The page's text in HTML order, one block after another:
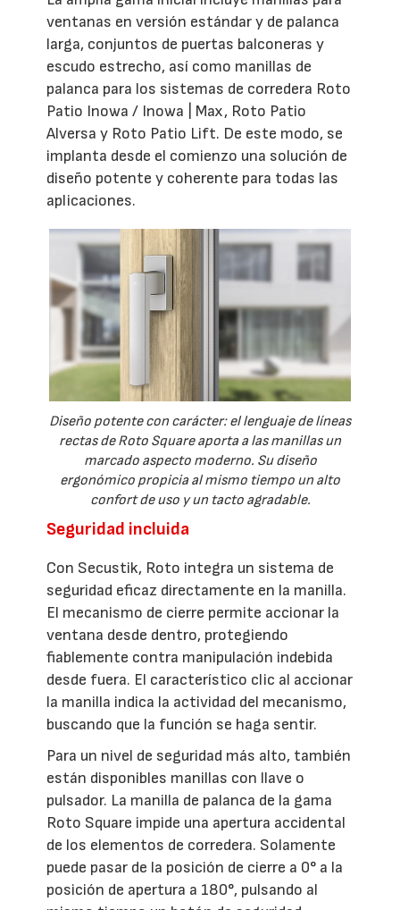
ventanas en versión estándar y de palanca
larga, conjuntos de puertas balconeras y
escudo estrecho, así como manillas de
palanca para los sistemas de corredera Roto
Patio Inowa / Inowa | Max, Roto Patio
Alversa y Roto Patio Lift. De este modo, se
implanta desde el comienzo una solución de
diseño potente y coherente para todas las
aplicaciones.
Diseño potente con carácter: el lenguaje de líneas
rectas de Roto Square aporta a las manillas un
marcado aspecto moderno. Su diseño
ergonómico propicia al mismo tiempo un alto
confort de uso y un tacto agradable.
Seguridad incluida
Con Secustik, Roto integra un sistema de
seguridad eficaz directamente en la manilla.
El mecanismo de cierre permite accionar la
ventana desde dentro, protegiendo
fiablemente contra manipulación indebida
desde fuera. El característico clic al accionar
la manilla indica la actividad del mecanismo,
buscando que la función se haga sentir.
Para un nivel de seguridad más alto, también
están disponibles manillas con llave o
pulsador. La manilla de palanca de la gama
Roto Square impide una apertura accidental
de los elementos de corredera. Solamente
puede pasar de la posición de cierre a 0° a la
posición de apertura a 180°, pulsando al